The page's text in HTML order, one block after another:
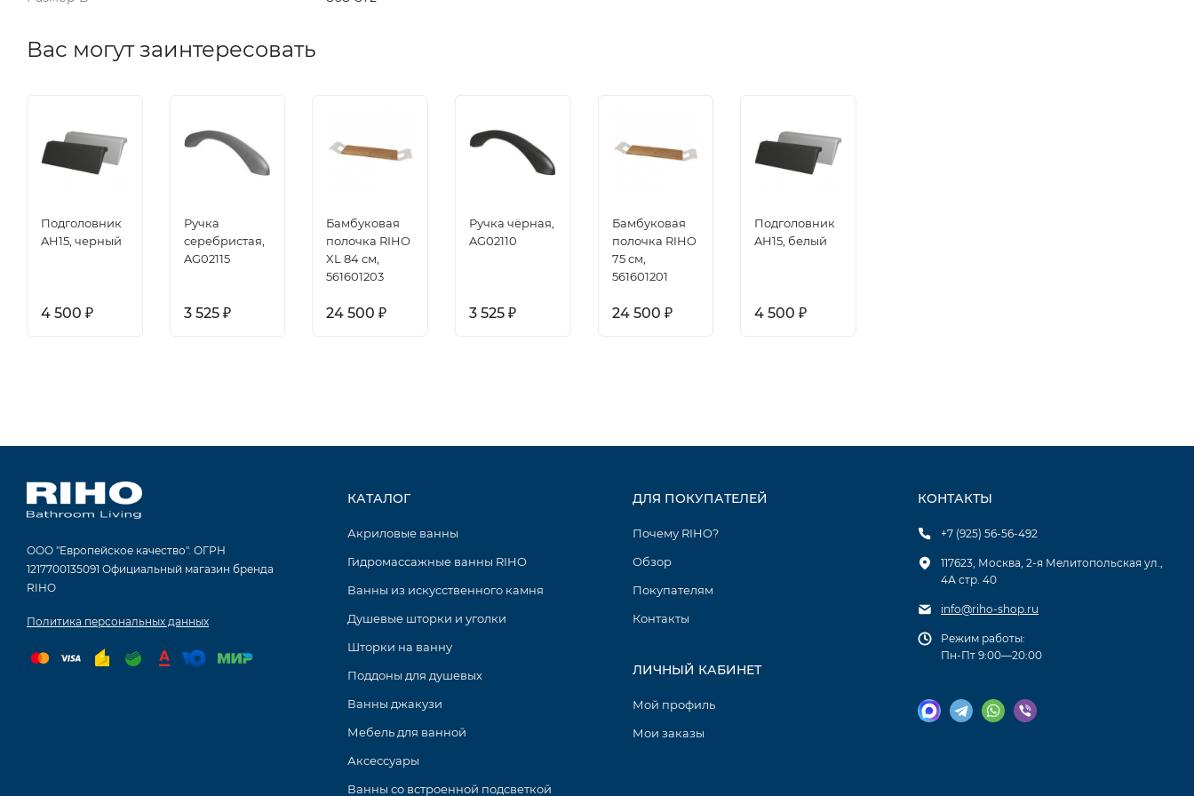
Вас могут заинтересовать
Подголовник
AH15, черный
4 500 ₽
Ручка
серебристая,
AG02115
3 525 ₽
Бамбуковая
полочка RIHO
XL 84 см,
561601203
24 500₽
Ручка чёрная,
AG02110
3 525 ₽
Бамбуковая
полочка RIHO
75 см,
561601201
24 500 ₽
Подголовник
AH15, белый
4 500₽
ООО "Европейское качество". ОГРН
1217700135091 Официальный магазин бренда
RIHO
Политика персональных данных
КАТАЛОГ
Акриловые ванны
Гидромассажные ванны RIHO
Ванны из искусственного камня
Душевые шторки и уголки
Шторки на ванну
Поддоны для душевых
Ванны джакузи
Мебель для ванной
Аксессуары
Ванны со встроенной подсветкой
ДЛЯ ПОКУПАТЕЛЕЙ
Почему RIHO?
Обзор
Покупателям
Контакты
ЛИЧНЫЙ КАБИНЕТ
Мой профиль
Мои заказы
КОНТАКТЫ
+7 (925) 56-56-492
117623, Москва, 2-я Мелитопольская ул.,
4А стр. 40
info@riho-shop.ru
Режим работы:
Пн-Пт 9:00—20:00